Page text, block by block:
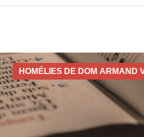
HOMÉLIES DE DOM ARMAND